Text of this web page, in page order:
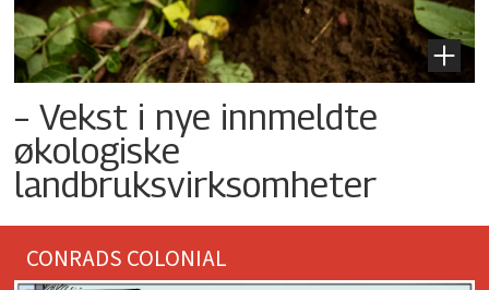
– Vekst i nye innmeldte
økologiske
landbruksvirksomheter
CONRADS COLONIAL